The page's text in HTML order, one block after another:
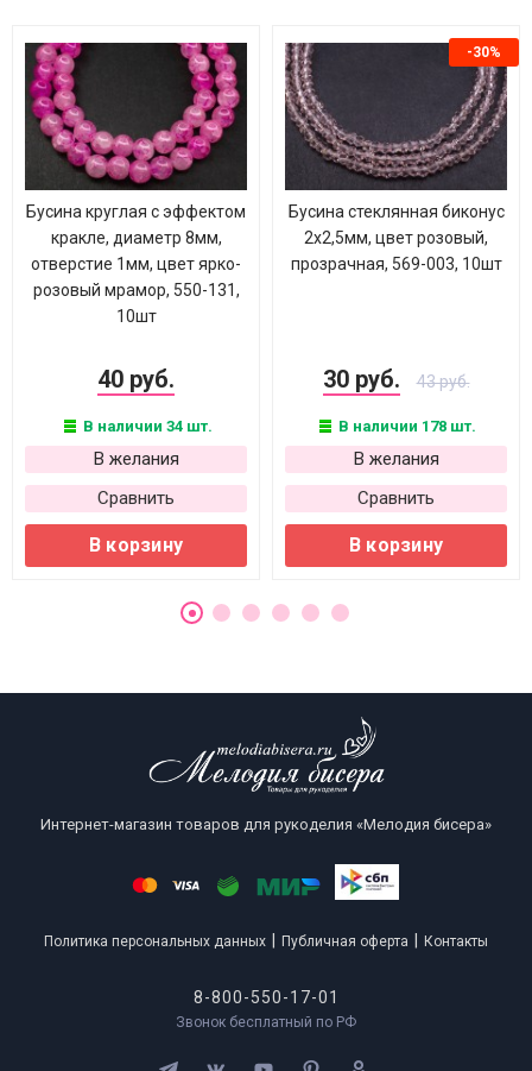
Бусина круглая с эффектом
кракле, диаметр 8мм,
отверстие 1мм, цвет ярко-
розовый мрамор, 550-131,
10шт
40 руб.
В наличии 34 шт.
В желания
Сравнить
В корзину
-30%
Бусина стеклянная биконус
2х2,5мм, цвет розовый,
прозрачная, 569-003, 10шт
30 руб. 43 руб.
В наличии 178 шт.
В желания
Сравнить
В корзину
Интернет-магазин товаров для рукоделия «Мелодия бисера»
Политика персональных данных Публичная оферта Контакты
8-800-550-17-01
Звонок бесплатный по РФ